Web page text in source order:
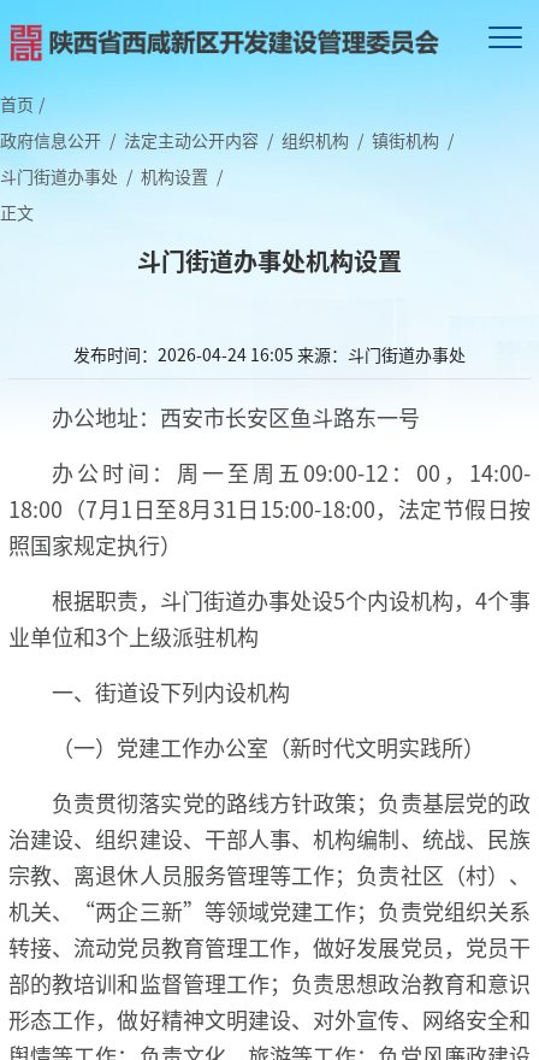
首页 /
政府信息公开 / 法定主动公开内容 / 组织机构 / 镇街机构 /
斗门街道办事处 / 机构设置 /
正文
斗门街道办事处机构设置
发布时间：2026-04-24 16:05 来源：斗门街道办事处
办公地址：西安市长安区鱼斗路东一号
办公时间：周一至周五09:00-12：00，14:00-
18:00（7月1日至8月31日15:00-18:00，法定节假日按
照国家规定执行）
根据职责，斗门街道办事处设5个内设机构，4个事
业单位和3个上级派驻机构
一、街道设下列内设机构
（一）党建工作办公室（新时代文明实践所）
负责贯彻落实党的路线方针政策；负责基层党的政
治建设、组织建设、干部人事、机构编制、统战、民族
宗教、离退休人员服务管理等工作；负责社区（村）、
机关、“两企三新”等领域党建工作；负责党组织关系
转接、流动党员教育管理工作，做好发展党员，党员干
部的教培训和监督管理工作；负责思想政治教育和意识
形态工作，做好精神文明建设、对外宣传、网络安全和